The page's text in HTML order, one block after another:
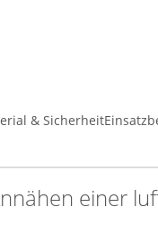
& Sicherheit
einer